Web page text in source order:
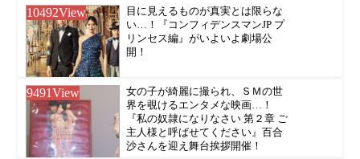
10492View
目に見えるものが真実とは限らな
い…！『コンフィデンスマンJP プ
リンセス編』がいよいよ劇場公
開！
9491View
女の子が綺麗に撮られ、ＳＭの世
界を覗けるエンタメな映画…！
『私の奴隷になりなさい 第２章 ご
主人様と呼ばせてください』百合
沙さんを迎え舞台挨拶開催！